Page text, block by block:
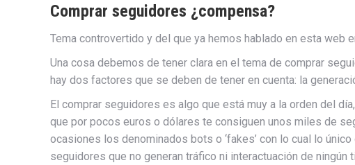
Comprar seguidores ¿compensa?
Tema controvertido y del que ya hemos hablado en esta web
Una cosa debemos de tener clara en el tema de comprar
hay dos factores que se deben de tener en cuenta: la
El comprar seguidores es algo que está muy a la orden del
que por pocos euros o dólares te consiguen unos miles de
ocasiones los denominados bots o ‘fakes’ con lo cual lo
seguidores que no generan tráfico ni interactuación de ningún